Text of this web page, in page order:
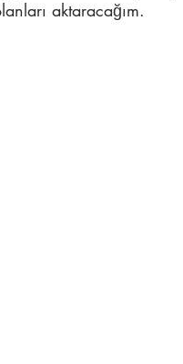
aktaracağım.